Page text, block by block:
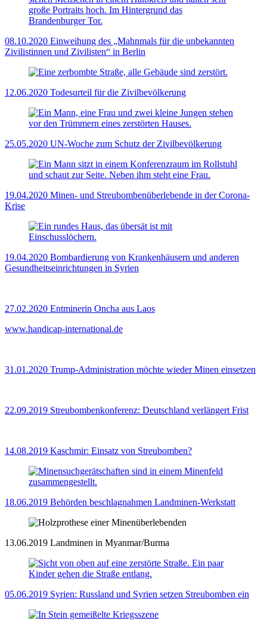
08.10.2020 Einweihung des „Mahnmals für die unbekannten
Zivilistinnen und Zivilisten“ in Berlin
12.06.2020 Todesurteil für die Zivilbevölkerung
25.05.2020 UN-Woche zum Schutz der Zivilbevölkerung
19.04.2020 Minen- und Streubombenüberlebende in der Corona-
Krise
19.04.2020 Bombardierung von Krankenhäusern und anderen
Gesundheitseinrichtungen in Syrien
27.02.2020 Entminerin Oncha aus Laos
www.handicap-international.de
31.01.2020 Trump-Administration möchte wieder Minen einsetzen
22.09.2019 Streubombenkonferenz: Deutschland verlängert Frist
14.08.2019 Kaschmir: Einsatz von Streubomben?
18.06.2019 Behörden beschlagnahmen Landminen-Werkstatt
13.06.2019 Landminen in Myanmar/Burma
05.06.2019 Syrien: Russland und Syrien setzen Streubomben ein